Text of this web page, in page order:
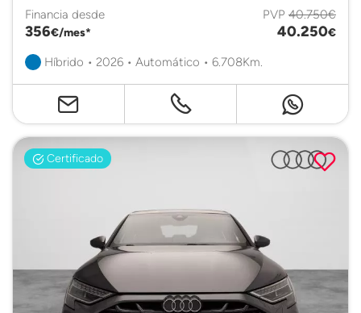
Financia desde
356€/mes*
PVP 40.750€
40.250€
Híbrido • 2026 • Automático • 6.708Km.
Certificado